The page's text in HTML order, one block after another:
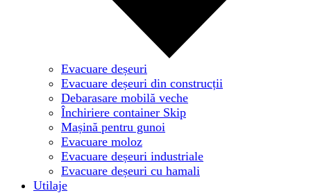
Evacuare deșeuri
Evacuare deșeuri din construcții
Debarasare mobilă veche
Închiriere container Skip
Mașină pentru gunoi
Evacuare moloz
Evacuare deșeuri industriale
Evacuare deșeuri cu hamali
Utilaje